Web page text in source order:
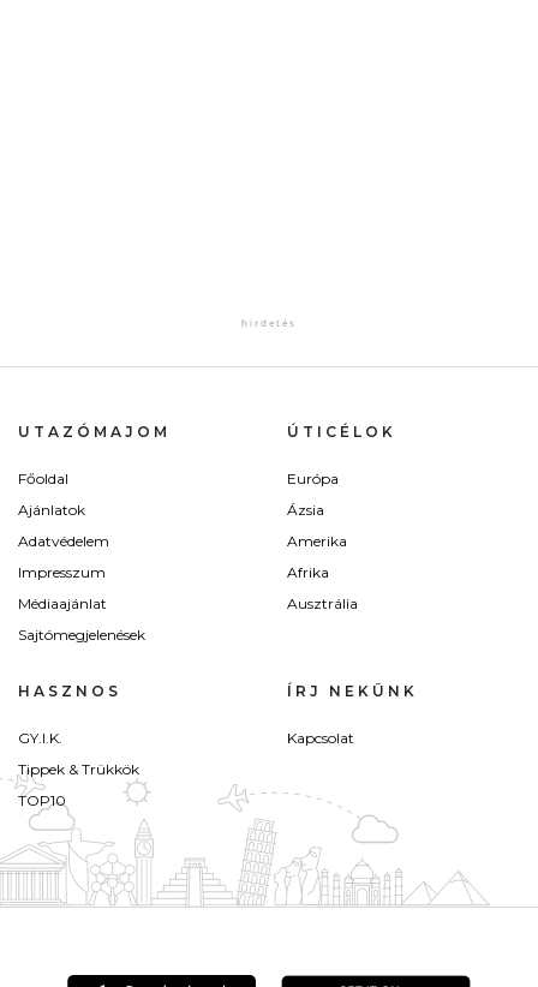
UTAZÓMAJOM
Főoldal
Ajánlatok
Adatvédelem
Impresszum
Médiaajánlat
Sajtómegjelenések
ÚTICÉLOK
Európa
Ázsia
Amerika
Afrika
Ausztrália
HASZNOS
GY.I.K.
Tippek & Trükkök
TOP10
ÍRJ NEKÜNK
Kapcsolat